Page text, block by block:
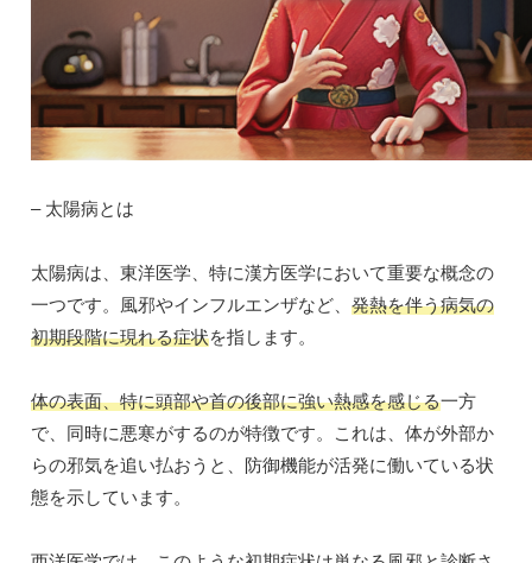
– 太陽病とは
太陽病は、東洋医学、特に漢方医学において重要な概念の
一つです。風邪やインフルエンザなど、 発熱を伴う病気の
初期段階に現れる症状を指します。
体の表面、特に頭部や首の後部に強い熱感を感じる一方
で、同時に悪寒がするのが特徴です。これは、体が外部か
らの邪気を追い払おうと、防御機能が活発に働いている状
態を示しています。